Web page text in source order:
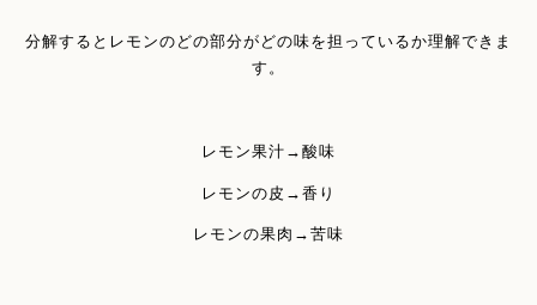
分解するとレモンのどの部分がどの味を担っているか理解できま
す。
レモン果汁→酸味
レモンの皮→香り
レモンの果肉→苦味